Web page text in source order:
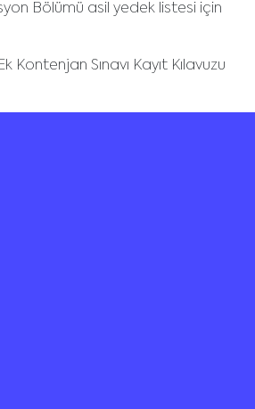
Bölümü asil yedek listesi için
Kontenjan Sınavı Kayıt Kılavuzu